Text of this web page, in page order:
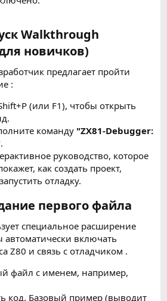
Walkthrough
новичков)
предлагает пройти
:
(или F1), чтобы открыть
команду "ZX81-Debugger:
.
руководство, которое
как создать проект,
отладку.
первого файла
специальное расширение
автоматически включать
Z80 и связь с отладчиком .
файл с именем, например,
код. Базовый пример (выводит